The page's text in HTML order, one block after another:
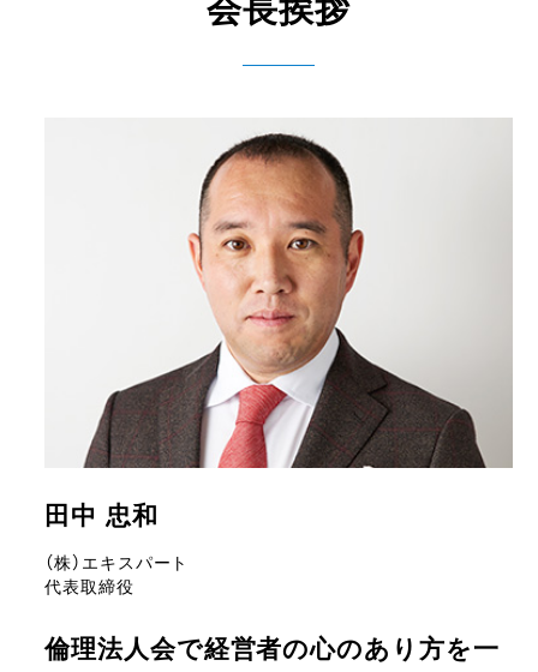
会長挨拶
田中 忠和
（株）エキスパート
代表取締役
倫理法人会で経営者の心のあり方を一